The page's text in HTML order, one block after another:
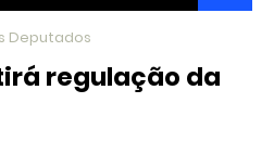
TRANSPARENTE E
Deputados
regulação da